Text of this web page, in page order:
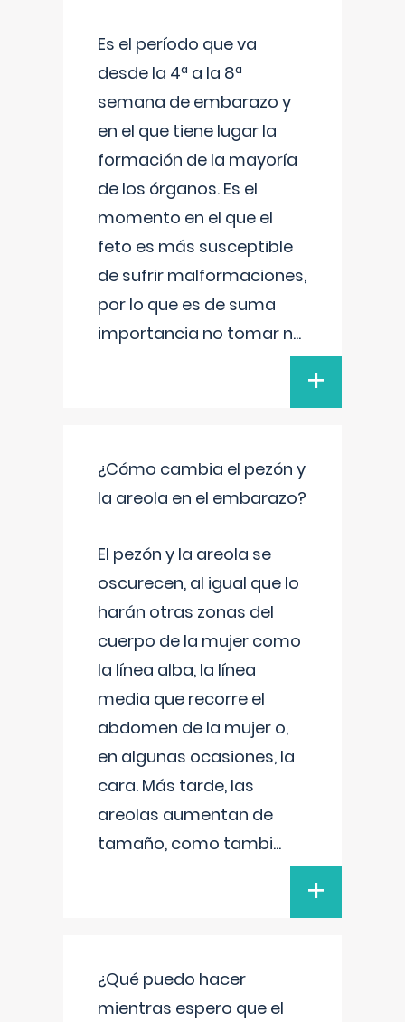
Es el período que va
desde la 4ª a la 8ª
semana de embarazo y
en el que tiene lugar la
formación de la mayoría
de los órganos. Es el
momento en el que el
feto es más susceptible
de sufrir malformaciones,
por lo que es de suma
importancia no tomar n...
+
¿Cómo cambia el pezón y
la areola en el embarazo?
El pezón y la areola se
oscurecen, al igual que lo
harán otras zonas del
cuerpo de la mujer como
la línea alba, la línea
media que recorre el
abdomen de la mujer o,
en algunas ocasiones, la
cara. Más tarde, las
areolas aumentan de
tamaño, como tambi...
+
¿Qué puedo hacer
mientras espero que el